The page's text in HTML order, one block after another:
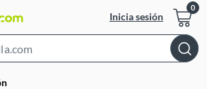
Inicia sesión
Bar